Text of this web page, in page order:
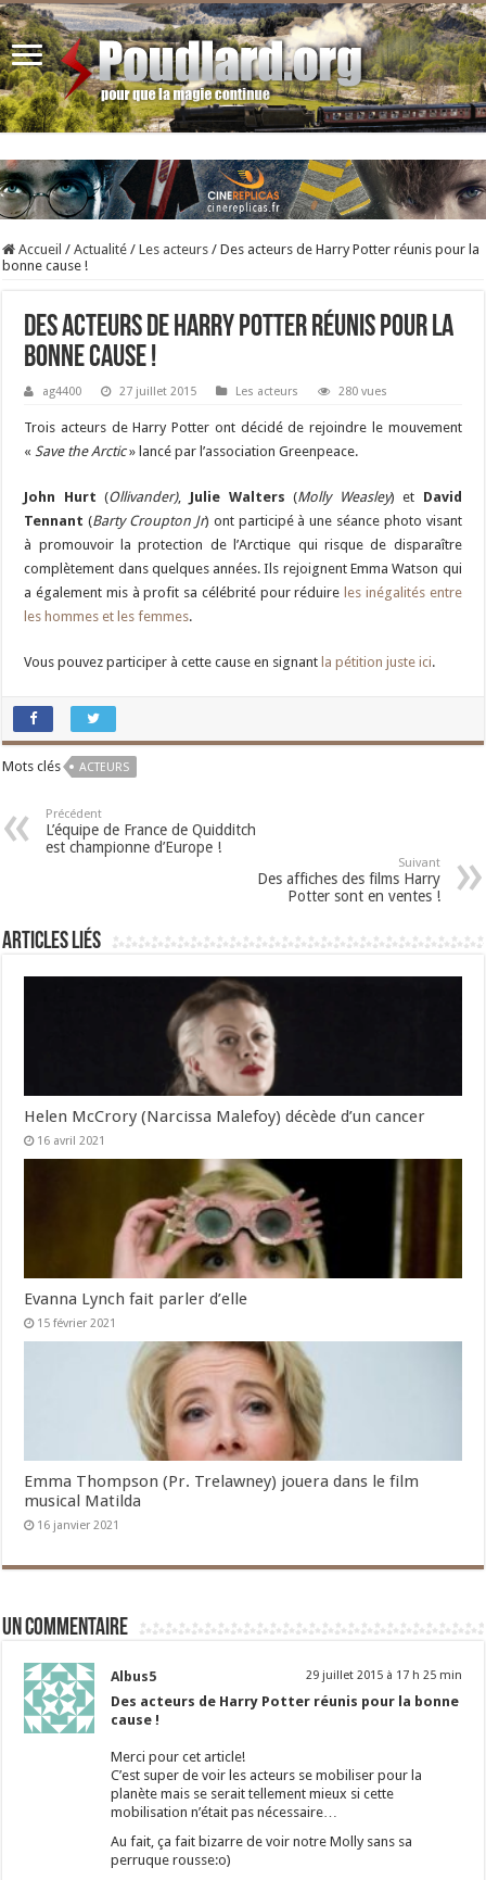
Accueil / Actualité / Les acteurs / Des acteurs de Harry Potter réunis pour la
bonne cause !
Des acteurs de Harry Potter réunis pour la
bonne cause !
ag4400 27 juillet 2015 Les acteurs 280 vues
Trois acteurs de Harry Potter ont décidé de rejoindre le mouvement
«Save the Arctic» lancé par l’association Greenpeace.
John Hurt (Ollivander), Julie Walters (Molly Weasley) et David
Tennant (Barty Croupton Jr) ont participé à une séance photo visant
à promouvoir la protection de l’Arctique qui risque de disparaître
complètement dans quelques années. Ils rejoignent Emma Watson qui
a également mis à profit sa célébrité pour réduire les inégalités entre
les hommes et les femmes.
Vous pouvez participer à cette cause en signant la pétition juste ici.
Mots clés ACTEURS
Précédent
L’équipe de France de Quidditch
est championne d’Europe !
Suivant
Des affiches des films Harry
Potter sont en ventes !
Articles liés
Helen McCrory (Narcissa Malefoy) décède d’un cancer
16 avril 2021
Evanna Lynch fait parler d’elle
15 février 2021
Emma Thompson (Pr. Trelawney) jouera dans le film
musical Matilda
16 janvier 2021
Un commentaire
Albus5 29 juillet 2015 à 17 h 25 min
Des acteurs de Harry Potter réunis pour la bonne
cause !
Merci pour cet article!
C’est super de voir les acteurs se mobiliser pour la
planète mais se serait tellement mieux si cette
mobilisation n’était pas nécessaire…
Au fait, ça fait bizarre de voir notre Molly sans sa
perruque rousse:o)